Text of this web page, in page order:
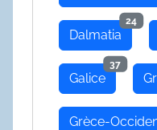
Dalmatia
24
Galice
37
Grèce-